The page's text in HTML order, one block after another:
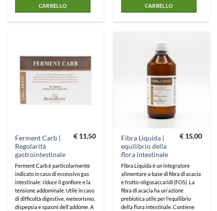
CARRELLO
CARRELLO
Ferment Carb |
Regolarità
gastrointestinale
€11,50
Ferment Carb è particolarmente
indicato in caso di eccessivo gas
intestinale: riduce il gonfiore e la
tensione addominale. Utile in caso
di difficoltà digestive, meteorismo,
dispepsia e spasmi dell’addome. A
Fibra Liquida |
equilibrio della
flora intestinale
€15,00
Fibra Liquida è un integratore
alimentare a base di fibra di acacia
e frutto-oligosaccaridi (FOS). La
fibra di acacia ha un'azione
prebiotica utile per l'equilibrio
della flora intestinale. Contiene